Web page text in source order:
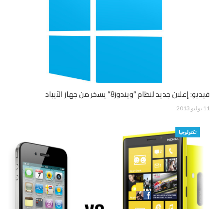
فيديو: إعلان جديد لنظام “ويندوز8” يسخر من جهاز الآيباد
11 يوليو 2013
تكنولوجيا